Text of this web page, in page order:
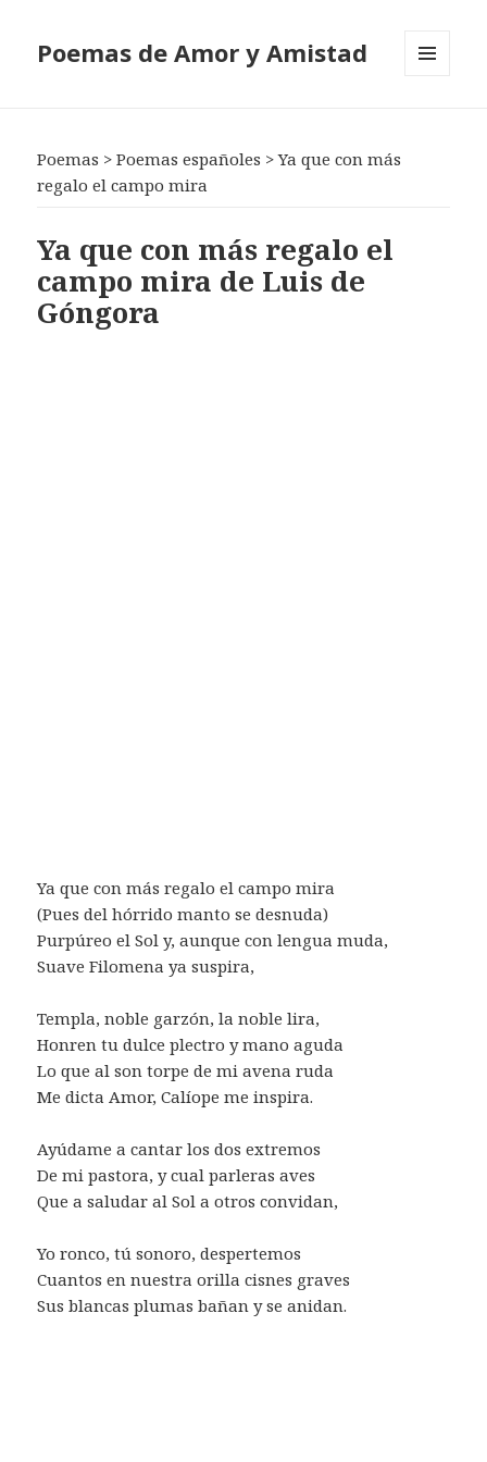
Poemas de Amor y Amistad
Poemas >Poemas españoles >Ya que con más
regalo el campo mira
Ya que con más regalo el
campo mira de Luis de
Góngora
Ya que con más regalo el campo mira
(Pues del hórrido manto se desnuda)
Purpúreo el Sol y, aunque con lengua muda,
Suave Filomena ya suspira,
Templa, noble garzón, la noble lira,
Honren tu dulce plectro y mano aguda
Lo que al son torpe de mi avena ruda
Me dicta Amor, Calíope me inspira.
Ayúdame a cantar los dos extremos
De mi pastora, y cual parleras aves
Que a saludar al Sol a otros convidan,
Yo ronco, tú sonoro, despertemos
Cuantos en nuestra orilla cisnes graves
Sus blancas plumas bañan y se anidan.